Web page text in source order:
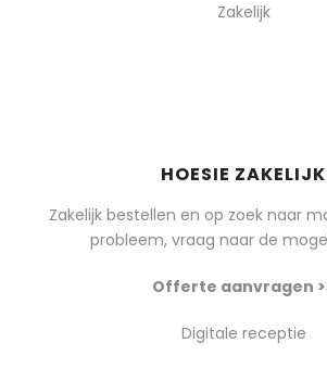
Zakelijk
HOESIE ZAKELIJK
Zakelijk bestellen en op zoek naar
probleem, vraag naar de
Offerte aanvragen
Digitale receptie